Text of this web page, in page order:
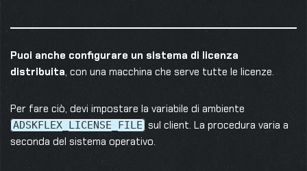
Puoi anche configurare un sistema di licenza
distribuita, con una macchina che serve tutte le licenze.
Per fare ciò, devi impostare la variabile di ambiente
ADSKFLEX_LICENSE_FILE sul client. La procedura varia a
seconda del sistema operativo.